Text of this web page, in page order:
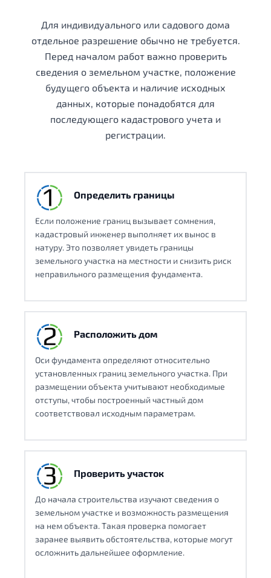
Для индивидуального или садового дома
отдельное разрешение обычно не требуется.
Перед началом работ важно проверить
сведения о земельном участке, положение
будущего объекта и наличие исходных
данных, которые понадобятся для
последующего кадастрового учета и
регистрации.
Определить границы
Если положение границ вызывает сомнения,
кадастровый инженер выполняет их вынос в
натуру. Это позволяет увидеть границы
земельного участка на местности и снизить риск
неправильного размещения фундамента.
Расположить дом
Оси фундамента определяют относительно
установленных границ земельного участка. При
размещении объекта учитывают необходимые
отступы, чтобы построенный частный дом
соответствовал исходным параметрам.
Проверить участок
До начала строительства изучают сведения о
земельном участке и возможность размещения
на нем объекта. Такая проверка помогает
заранее выявить обстоятельства, которые могут
осложнить дальнейшее оформление.